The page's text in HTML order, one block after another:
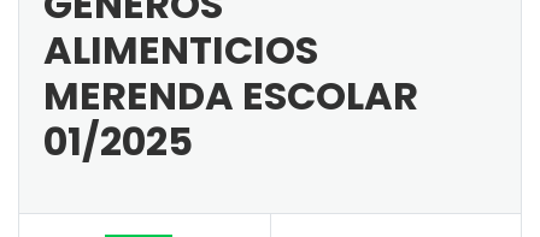
ALIMENTICIOS
MERENDA ESCOLAR
01/2025